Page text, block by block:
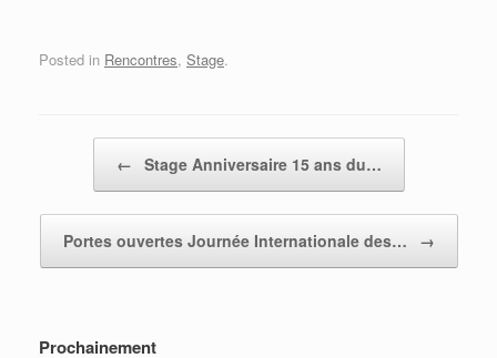
Posted in Rencontres, Stage.
← Stage Anniversaire 15 ans du…
Portes ouvertes Journée Internationale des… →
Prochainement